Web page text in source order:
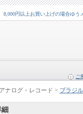
円以上お買い上げの場合ゆ
ご
ナログ・レコード > ブラジ